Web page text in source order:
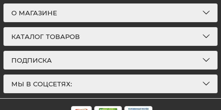
О МАГАЗИНЕ
КАТАЛОГ ТОВАРОВ
ПОДПИСКА
МЫ В СОЦСЕТЯХ: